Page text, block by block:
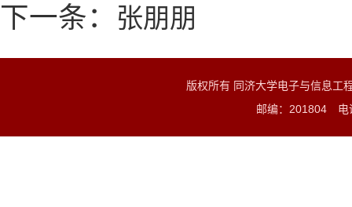
下一条： 张朋朋
版权所有 同济大学电子与信息
邮编：201804